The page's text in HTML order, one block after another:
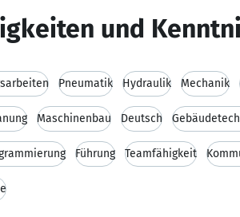
und
Pneumatik Hydraulik Mechanik
Maschinenbau Deutsch
Führung Teamfähigkeit